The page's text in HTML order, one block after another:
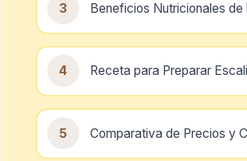
3 Beneficios Nutricionales
4 Receta para Preparar
5 Comparativa de Precios y